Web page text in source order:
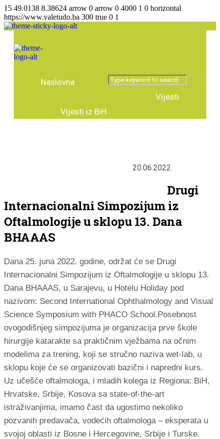
15 49.0138 8.38624 arrow 0 arrow 0 4000 1 0 horizontal
https://www.valetudo.ba 300 true 0 1
Naslovna
Vijesti
Vijesti iz BiH
20.06.2022.
Drugi
Internacionalni Simpozijum iz
Oftalmologije u sklopu 13. Dana
BHAAAS
Dana 25. juna 2022. godine, održat će se Drugi
Internacionalni Simpozijum iz Oftalmologije u sklopu 13.
Dana BHAAAS, u Sarajevu, u Hotelu Holiday pod
nazivom: Second International Ophthalmology and Visual
Science Symposium with PHACO School.Posebnost
ovogodišnjeg simpozijuma je organizacija prve škole
hirurgije katarakte sa praktičnim vježbama na očnim
modelima za trening, koji se stručno naziva wet-lab, u
sklopu koje će se organizovati bazični i napredni kurs.
Uz učešće oftalmologa, i mladih kolega iz Regiona: BiH,
Hrvatske, Srbije, Kosova sa state-of-the-art
istraživanjima, imamo čast da ugostimo nekoliko
pozvanih predavača, vodećih oftalmologa – eksperata u
svojoj oblasti iz Bosne i Hercegovine, Srbije i Turske.